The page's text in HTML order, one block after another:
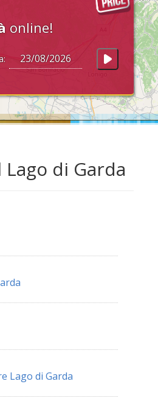
online!
di Garda
Lago di Garda